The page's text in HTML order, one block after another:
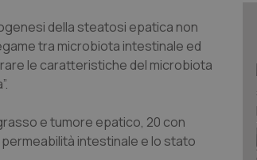
della steatosi epatica non
tra microbiota intestinale ed
le caratteristiche del microbiota
e tumore epatico, 20 con
intestinale e lo stato